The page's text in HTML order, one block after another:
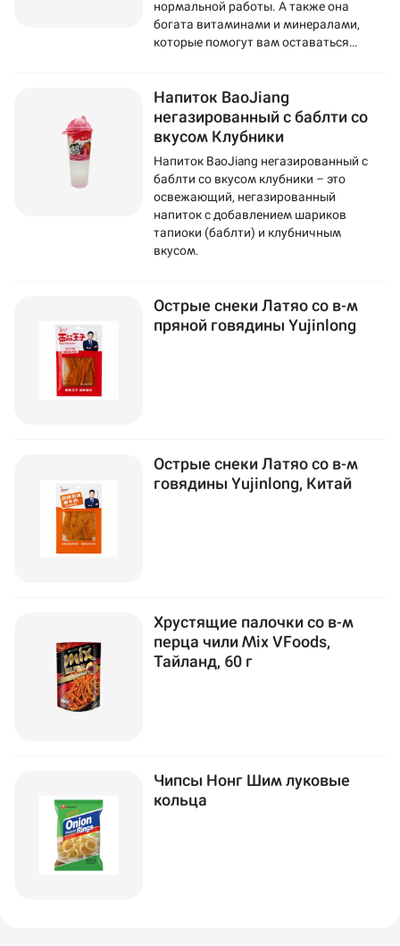
нормальной работы. А также она
богата витаминами и минералами,
которые помогут вам оставаться
Напиток BaoJiang
негазированный с баблти со
вкусом Клубники
Напиток BaoJiang негазированный с
баблти со вкусом клубники – это
освежающий, негазированный
напиток с добавлением шариков
тапиоки (баблти) и клубничным
вкусом.
Острые снеки Латяо со в-м
пряной говядины Yujinlong
Острые снеки Латяо со в-м
говядины Yujinlong, Китай
Хрустящие палочки со в-м
перца чили Mix VFoods,
Тайланд, 60 г
Чипсы Нонг Шим луковые
кольца